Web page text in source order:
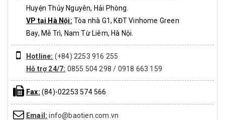
Huyện Thủy Nguyên, Hải Phòng.
VP tại Hà Nội: Tòa nhà G1, KĐT Vinhome Green
Bay, Mễ Trì, Nam Từ Liêm, Hà Nội.
Hotline: (+84) 2253 916 255
Hỗ trợ 24/7: 0855 504 298 / 0918 663 159
Fax: (84)-02253 574 566
Email: info@baotien.com.vn